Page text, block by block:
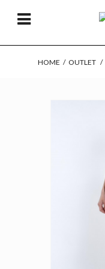
HOME / OUTLET /